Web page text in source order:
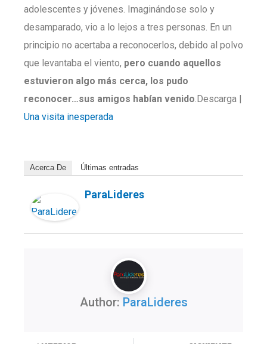
adolescentes y jóvenes. Imaginándose solo y
desamparado, vio a lo lejos a tres personas. En un
principio no acertaba a reconocerlos, debido al polvo
que levantaba el viento, pero cuando aquellos
estuvieron algo más cerca, los pudo
reconocer…sus amigos habían venido .Descarga |
Una visita inesperada
Acerca De Últimas entradas
ParaLideres
Author: ParaLideres